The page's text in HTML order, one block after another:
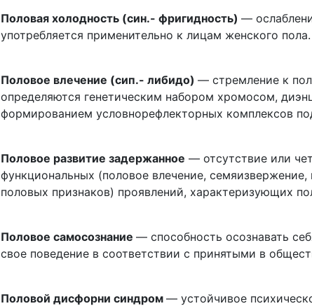
Половая холодность (син.- фригидность) —
употребляется применительно к лицам женского пола.
Половое влечение (сип.- либидо) — стремление к
определяются генетическим набором хромосом,
формированием условнорефлекторных комплексов
Половое развитие задержанное — отсутствие или
функциональных (половое влечение,
половых признаков) проявлений, характеризующих
Половое самосознание — способность осознавать
свое поведение в соответствии с принятыми в
Половой дисфорни синдром — устойчивое